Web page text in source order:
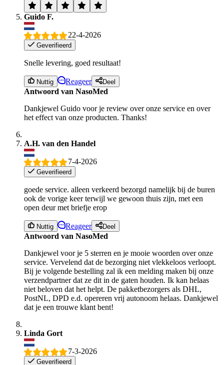
Guido F.
22-4-2026
Geverifieerd
Snelle levering, goed resultaat!
Nuttig Reageer Deel
Antwoord van NasoMed
Dankjewel Guido voor je review over onze service en over
het effect van onze producten. Thanks!
A.H. van den Handel
7-4-2026
Geverifieerd
goede service. alleen verkeerd bezorgd namelijk bij de buren
ook de vorige keer terwijl we gewoon thuis zijn, met een
open deur met briefje erop
Nuttig Reageer Deel
Antwoord van NasoMed
Dankjewel voor je 5 sterren en je mooie woorden over onze
service. Vervelend dat de bezorging niet vlekkeloos verloopt.
Bij je volgende bestelling zal ik een melding maken bij onze
verzendpartner dat ze dit in de gaten houden. Ik kan helaas
niet beloven dat het helpt. De pakketbezorgers als DHL,
PostNL, DPD e.d. opereren vrij autonoom helaas. Dankjewel
dat je een trouwe klant bent!
Linda Gort
7-3-2026
Geverifieerd